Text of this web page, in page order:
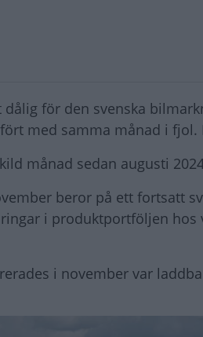
dålig för den svenska
med samma månad i
månad sedan augusti
beror på ett fortsatt
i produktportföljen hos
i november var